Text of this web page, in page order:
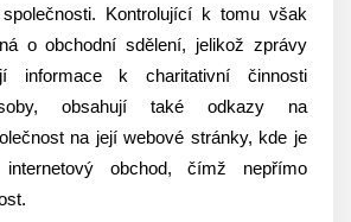
Kontrolující k tomu však
o obchodní sdělení, jelikož zprávy
informace k charitativní činnosti
obsahují také odkazy na
na její webové stránky, kde je
obchod, čímž nepřímo